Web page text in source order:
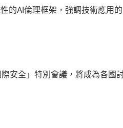
的AI倫理框架，強調技術應用
安全」特別會議，將成為各國